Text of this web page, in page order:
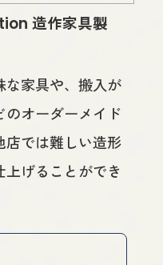
造作家具製
な家具や、搬入が
オーダーメイド
店では難しい造形
げることができ